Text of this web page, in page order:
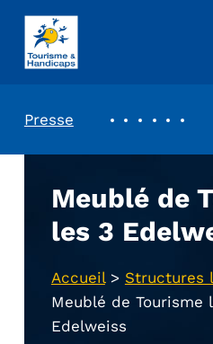
ASSOCIATION TOURISME ET HANDICAPS
Presse
Meublé de
les 3
Accueil> Structures
Meublé de Tourisme
Edelweiss